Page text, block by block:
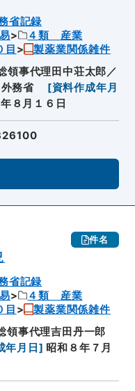
省記録
４類 産業
目
製薬業関係雑件
領事代理田中荘太郎／
外務省 [資料作成年月
８月１６日
件名
省記録
４類 産業
目
製薬業関係雑件
領事代理吉田丹一郎
年月日 ] 昭和８年７月